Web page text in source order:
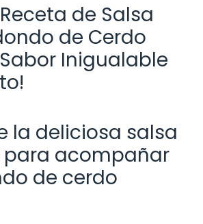
de Salsa
de Cerdo
Inigualable
la deliciosa salsa
acompañar
de cerdo